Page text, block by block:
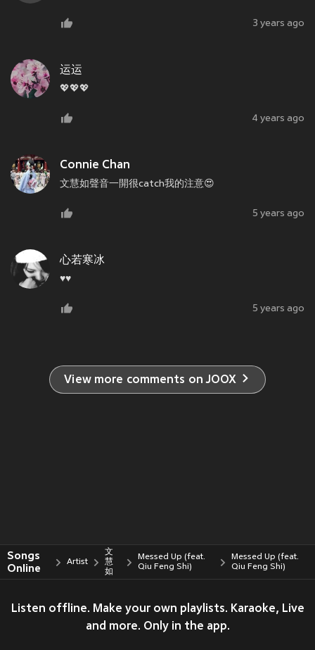
3 years ago
运运
💖💖💖
4 years ago
Connie Chan
文慧如聲音一開很catch我的注意😍
5 years ago
心若寒冰
♥️♥️
5 years ago
View more comments on JOOX
Songs
Online
Artist
文
慧
如
Messed Up (feat.
Qiu Feng Shi)
Messed Up (feat.
Qiu Feng Shi)
Listen offline. Make your own playlists. Karaoke, Live
and more. Only in the app.